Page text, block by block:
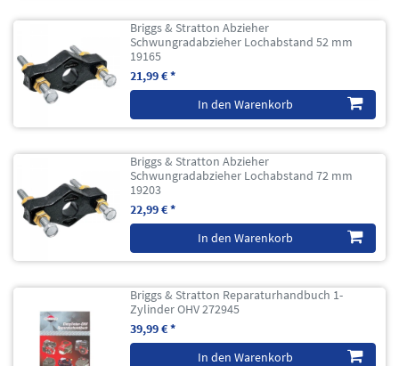
Briggs & Stratton Abzieher
Schwungradabzieher Lochabstand 52 mm
19165
21,99 € *
In den Warenkorb
Briggs & Stratton Abzieher
Schwungradabzieher Lochabstand 72 mm
19203
22,99 € *
In den Warenkorb
Briggs & Stratton Reparaturhandbuch 1-
Zylinder OHV 272945
39,99 € *
In den Warenkorb